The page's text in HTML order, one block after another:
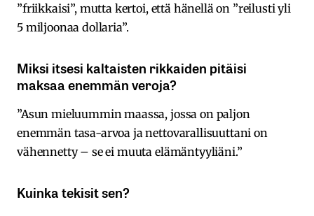
”friikkaisi”, mutta kertoi, että hänellä on ”reilusti yli
5 miljoonaa dollaria”.
Miksi itsesi kaltaisten rikkaiden pitäisi
maksaa enemmän veroja?
”Asun mieluummin maassa, jossa on paljon
enemmän tasa-arvoa ja nettovarallisuuttani on
vähennetty – se ei muuta elämäntyyliäni.”
Kuinka tekisit sen?